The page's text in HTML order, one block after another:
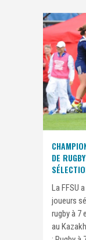
DE
La FFSU
joueurs
rugby à 7
au